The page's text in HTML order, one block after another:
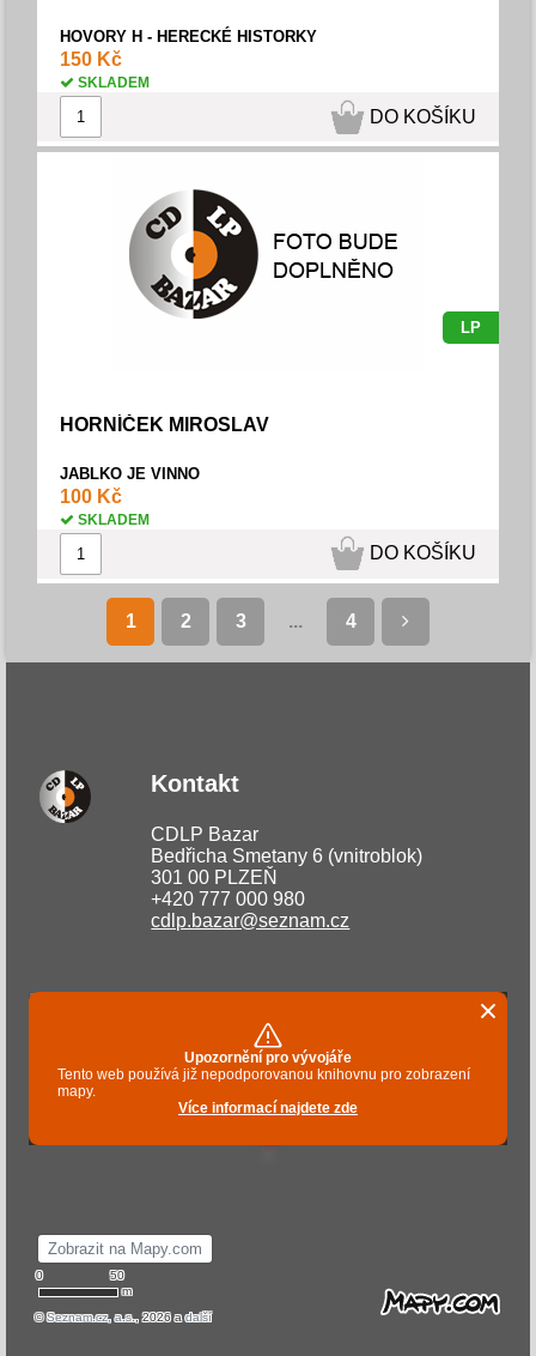
HOVORY H - HERECKÉ HISTORKY
150 Kč
SKLADEM
DO KOŠÍKU
LP
HORNÍČEK MIROSLAV
JABLKO JE VINNO
100 Kč
SKLADEM
DO KOŠÍKU
1 2 3 ... 4
Kontakt
CDLP Bazar
Bedřicha Smetany 6 (vnitroblok)
301 00 PLZEŇ
+420 777 000 980
cdlp.bazar@seznam.cz